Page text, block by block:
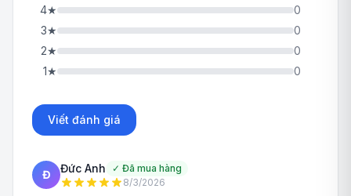
4★
0
3★
0
2★
0
1★ 0
Viết đánh giá
Đ Đức Anh ✓ Đã mua hàng
8/3/2026